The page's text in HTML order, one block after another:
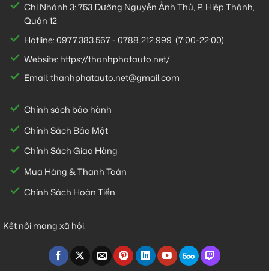
Chi Nhánh 3:753 Đường Nguyễn Ảnh Thủ, P. Hiệp Thành,
Quận 12
Hotline:0977.383.567-0788.212.999 (7:00-22:00)
Website: https://thanhphatauto.net/
Email:thanhphatauto.net@gmail.com
Chính sách bảo hành
Chính Sách Bảo Mật
Chính Sách Giao Hàng
Mua Hàng & Thanh Toán
Chính Sách Hoàn Tiền
Kết nối mạng xã hội: